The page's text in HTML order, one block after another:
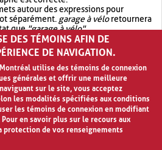
autour des expressions pour
séparément. garage à véloretournera
que"garage à vélo".
recherche avec OR.garage OR vélo
de résultat quegarage à vélo
DES TÉMOINS AFIN DE
DE NAVIGATION.
utilise des témoins de connexion
générales et offrir une meilleure
sur le site, vous acceptez
les modalités spécifiées aux conditions
les témoins de connexion en modifiant
en savoir plus sur le recours aux
protection de vos renseignements